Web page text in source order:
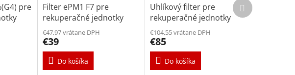
pre
Filter ePM1 F7 pre
rekuperačné jednotky
Renovent Excellent
300/400/450
€47,97 vrátane DPH
€39
Do košíka
Uhlíkový filter pre
rekuperačné jednotky
Renovent Excellent
300/400/450
€104,55 vrátane DPH
€85
Do košíka
Ďalší
produkt